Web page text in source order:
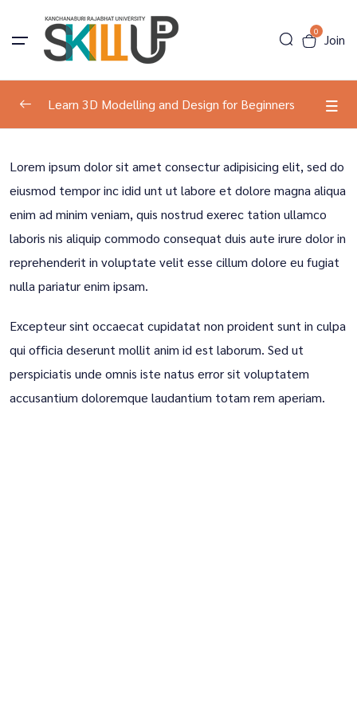
0
Join
Basic Document 00:00
Learn 3D Modelling and Design for Beginners
Lorem ipsum dolor sit amet consectur adipisicing elit, sed do
eiusmod tempor inc idid unt ut labore et dolore magna aliqua
enim ad minim veniam, quis nostrud exerec tation ullamco
laboris nis aliquip commodo consequat duis aute irure dolor in
reprehenderit in voluptate velit esse cillum dolore eu fugiat
nulla pariatur enim ipsam.
Excepteur sint occaecat cupidatat non proident sunt in culpa
qui officia deserunt mollit anim id est laborum. Sed ut
perspiciatis unde omnis iste natus error sit voluptatem
accusantium doloremque laudantium totam rem aperiam.